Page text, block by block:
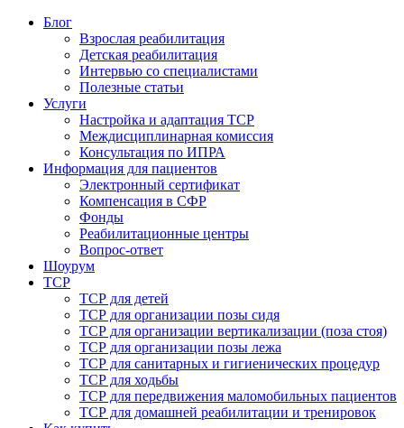
Блог
Взрослая реабилитация
Детская реабилитация
Интервью со специалистами
Полезные статьи
Услуги
Настройка и адаптация ТСР
Междисциплинарная комиссия
Консультация по ИПРА
Информация для пациентов
Электронный сертификат
Компенсация в СФР
Фонды
Реабилитационные центры
Вопрос-ответ
Шоурум
ТСР
ТСР для детей
ТСР для организации позы сидя
ТСР для организации вертикализации (поза стоя)
ТСР для организации позы лежа
ТСР для санитарных и гигиенических процедур
ТСР для ходьбы
ТСР для передвижения маломобильных пациентов
ТСР для домашней реабилитации и тренировок